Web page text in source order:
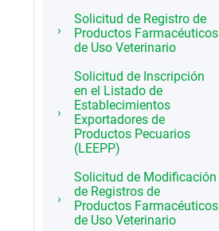
Solicitud de Registro de
Productos Farmacéuticos
de Uso Veterinario
Solicitud de Inscripción
en el Listado de
Establecimientos
Exportadores de
Productos Pecuarios
(LEEPP)
Solicitud de Modificación
de Registros de
Productos Farmacéuticos
de Uso Veterinario